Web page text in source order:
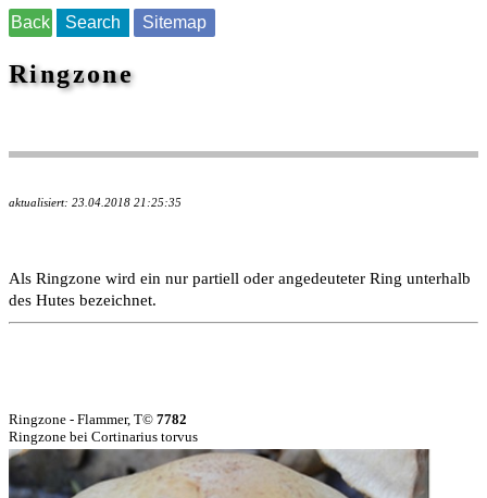
Back Search Sitemap
Ringzone
aktualisiert: 23.04.2018 21:25:35
Als Ringzone wird ein nur partiell oder angedeuteter Ring unterhalb
des Hutes bezeichnet.
Ringzone - Flammer, T© 7782
Ringzone bei Cortinarius torvus